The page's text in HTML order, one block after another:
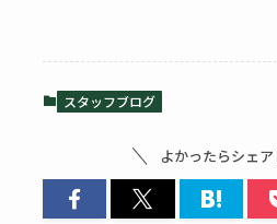
スタッフブログ
よかったらシェア